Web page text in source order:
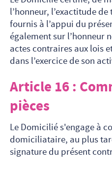
l’honneur, l’exactitude
fournis à l’appui du
également sur l’honneur
actes contraires aux lois
dans l’exercice de son
Article 16 :
pièces
Le Domicilié s'engage à
domiciliataire, au plus
signature du présent